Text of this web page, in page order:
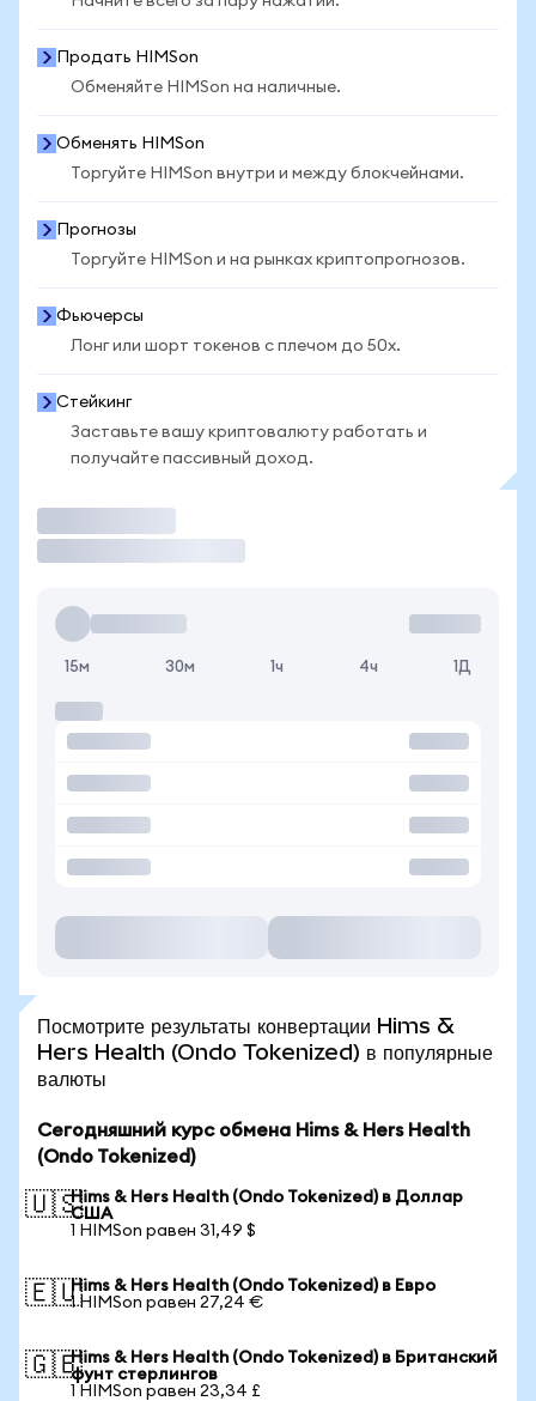
Продать HIMSon
Обменяйте HIMSon на наличные.
Обменять HIMSon
Торгуйте HIMSon внутри и между блокчейнами.
Прогнозы
Торгуйте HIMSon и на рынках криптопрогнозов.
Фьючерсы
Лонг или шорт токенов с плечом до 50x.
Стейкинг
Заставьте вашу криптовалюту работать и
получайте пассивный доход.
15м 30м 1ч 4ч 1Д
Посмотрите результаты конвертации Hims &
Hers Health (Ondo Tokenized) в популярные
валюты
Сегодняшний курс обмена Hims & Hers Health
(Ondo Tokenized)
🇺🇸Hims & Hers Health (Ondo Tokenized) в Доллар
США
1 HIMSon равен 31,49 $
🇪🇺Hims & Hers Health (Ondo Tokenized) в Евро
1 HIMSon равен 27,24 €
🇬🇧Hims & Hers Health (Ondo Tokenized) в Британский
фунт стерлингов
1 HIMSon равен 23,34 £